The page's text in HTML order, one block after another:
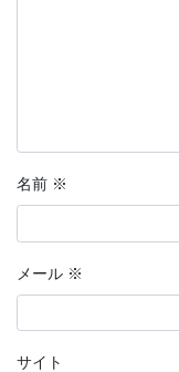
名前 ※
メール ※
サイト